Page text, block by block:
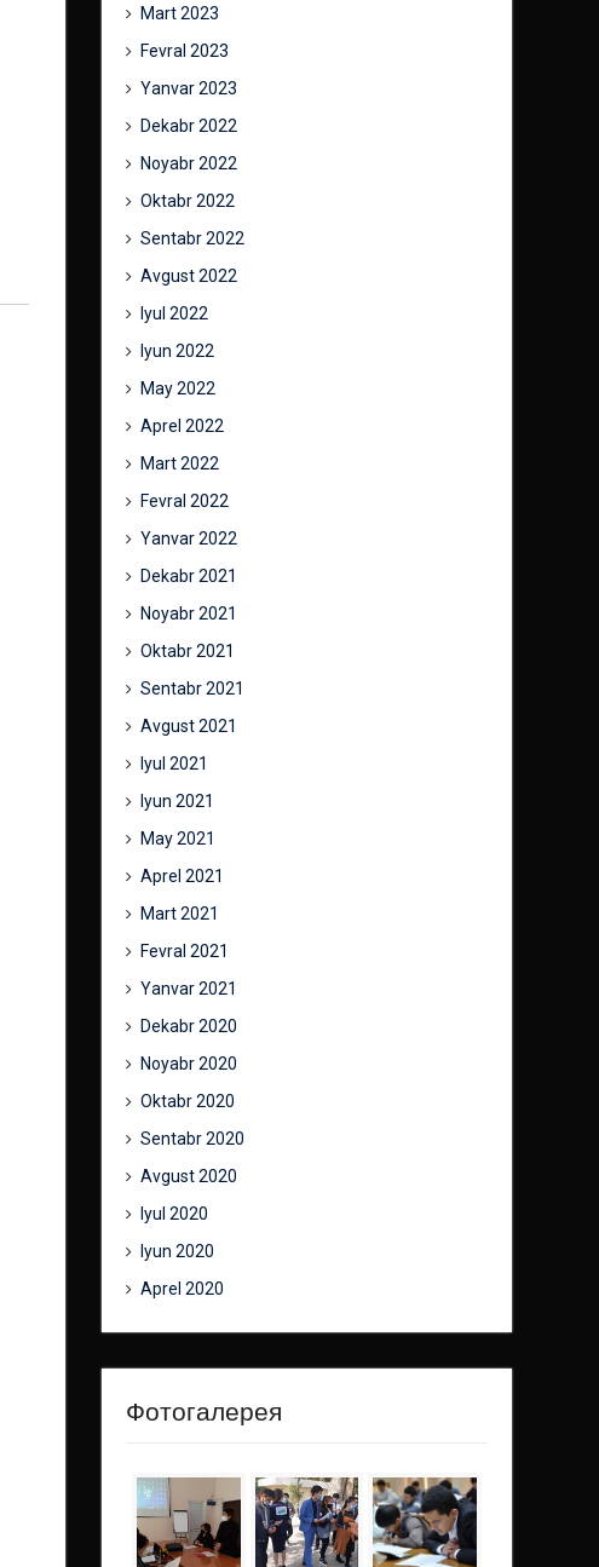
Mart 2023
Fevral 2023
Yanvar 2023
Dekabr 2022
Noyabr 2022
Oktabr 2022
Sentabr 2022
Avgust 2022
Iyul 2022
Iyun 2022
May 2022
Aprel 2022
Mart 2022
Fevral 2022
Yanvar 2022
Dekabr 2021
Noyabr 2021
Oktabr 2021
Sentabr 2021
Avgust 2021
Iyul 2021
Iyun 2021
May 2021
Aprel 2021
Mart 2021
Fevral 2021
Yanvar 2021
Dekabr 2020
Noyabr 2020
Oktabr 2020
Sentabr 2020
Avgust 2020
Iyul 2020
Iyun 2020
Aprel 2020
Фотогалерея